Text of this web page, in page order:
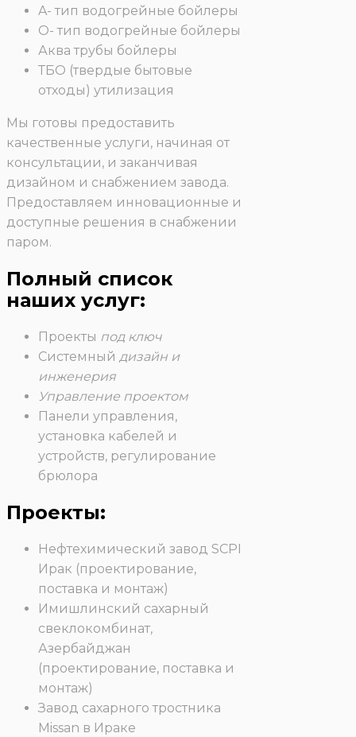
A- тип водогрейные бойлеры
O- тип водогрейные бойлеры
Аква трубы бойлеры
ТБО (твердые бытовые
отходы) утилизация
Мы готовы предоставить
качественные услуги, начиная от
консультации, и заканчивая
дизайном и снабжением завода.
Предоставляем инновационные и
доступные решения в снабжении
паром.
Полный список
наших услуг:
Проекты под ключ
Системный дизайн и
инженерия
Управление проектом
Панели управления,
установка кабелей и
устройств, регулирование
брюлора
Проекты:
Нефтехимический завод SCPI
Ирак (проектирование,
поставка и монтаж)
Имишлинский сахарный
свеклокомбинат,
Азербайджан
(проектирование, поставка и
монтаж)
Завод сахарного тростника
Missan в Ираке